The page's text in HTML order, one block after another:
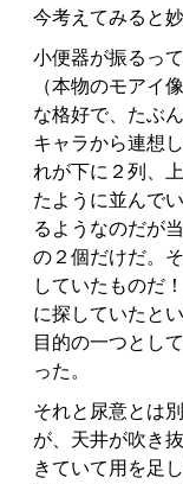
今考えてみると
小便器が振るっ
（本物のモアイ
な格好で、たぶ
キャラから連想
れが下に２列、
たように並んで
るようなのだが
の２個だけだ。
していたものだ
に探していたと
目的の一つとし
った。
それと尿意とは
が、天井が吹き
きていて用を足